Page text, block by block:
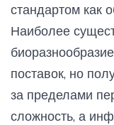
стандартом как
Наиболее
поставок, но
за пределами
сложность, а